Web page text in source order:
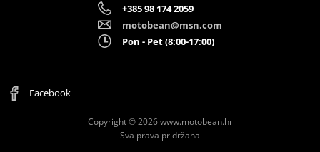
+385 98 174 2059
motobean@msn.com
Pon - Pet (8:00-17:00)
Facebook
Copyright © 2026 www.motobean.hr
Sva prava pridržana